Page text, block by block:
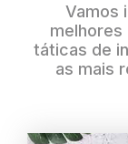
Vamos
táticas de
as mais